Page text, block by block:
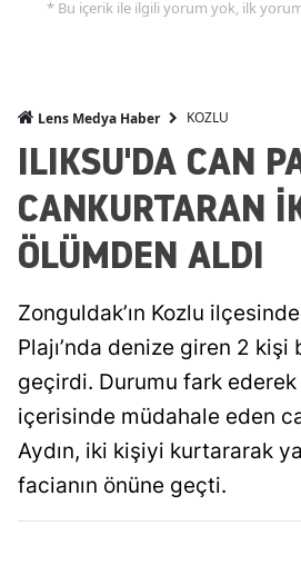
* Bu içerik ile ilgili yorum yok, ilk
Lens Medya Haber KOZLU
ILIKSU'DA CAN
CANKURTARAN
ÖLÜMDEN ALDI
Zonguldak’ın Kozlu
Plajı’nda denize giren 2
geçirdi. Durumu fark
içerisinde müdahale eden
Aydın, iki kişiyi kurtararak
facianın önüne geçti.